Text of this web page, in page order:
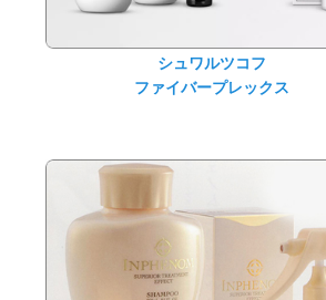
シュワルツコフ
ファイバープレックス